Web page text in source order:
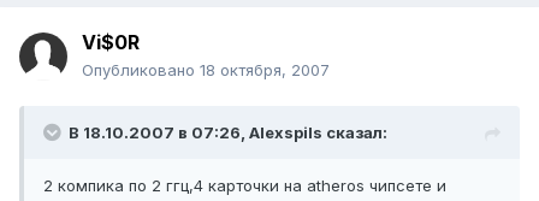
Vi$0R
Опубликовано 18 октября, 2007
В 18.10.2007 в 07:26, Alexspils сказал:
2 компика по 2 ггц,4 карточки на atheros чипсете и